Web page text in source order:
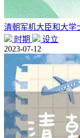
清朝军机大臣和大学
时期
设立
2023-07-12